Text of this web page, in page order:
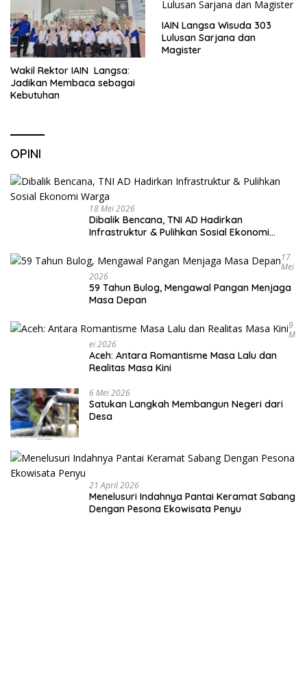
Wakil Rektor IAIN Langsa:
Jadikan Membaca sebagai
Kebutuhan
IAIN Langsa Wisuda 303
Lulusan Sarjana dan
Magister
OPINI
18 Mei 2026
Dibalik Bencana, TNI AD Hadirkan
Infrastruktur & Pulihkan Sosial Ekonomi
17
Mei
2026
59 Tahun Bulog, Mengawal Pangan Menjaga
Masa Depan
9
M
Ei 2026
Aceh: Antara Romantisme Masa Lalu dan
Realitas Masa Kini
6 Mei 2026
Satukan Langkah Membangun Negeri dari
Desa
21 April 2026
Menelusuri Indahnya Pantai Keramat Sabang
Dengan Pesona Ekowisata Penyu